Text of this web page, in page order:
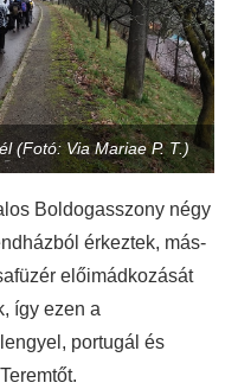
(Fotó: Via Mariae P. T.)
Boldogasszony négy
érkeztek, más-
előimádkozását
így ezen a
portugál és